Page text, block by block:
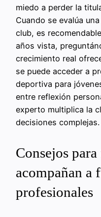
miedo a perder la
Cuando se evalúa
club, es
años vista,
crecimiento real
se puede acceder a
deportiva para
entre reflexión
experto multiplica la
decisiones complejas.
Consejos
acompañan a
profesionales